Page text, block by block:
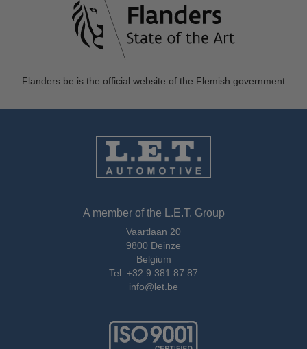
Flanders.be is the official website of the Flemish government
A member of the L.E.T. Group
Vaartlaan 20
9800 Deinze
Belgium
Tel. +32 9 381 87 87
info@let.be